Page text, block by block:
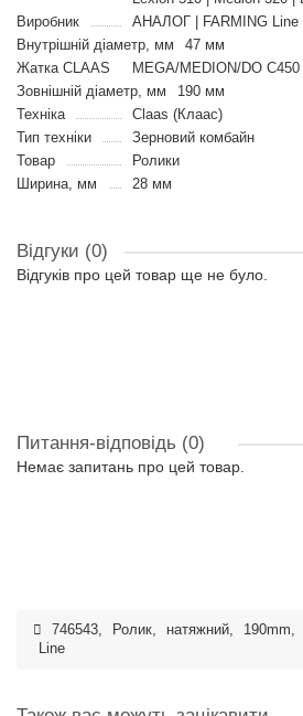
Виробник
АНАЛОГ | FARMING Line
Внутрішній діаметр, мм
47 мм
Жатка CLAAS
MEGA/MEDION/DO
Зовнішній діаметр, мм
190 мм
Техніка
Claas (Клаас)
Тип техніки
Зерновий комбайн
Товар
Ролики
Ширина, мм
28 мм
Відгуки (0)
Відгуків про цей товар ще не було.
Питання-відповідь (0)
Немає запитань про цей товар.
746543, Ролик, натяжний, 190mm,
Line